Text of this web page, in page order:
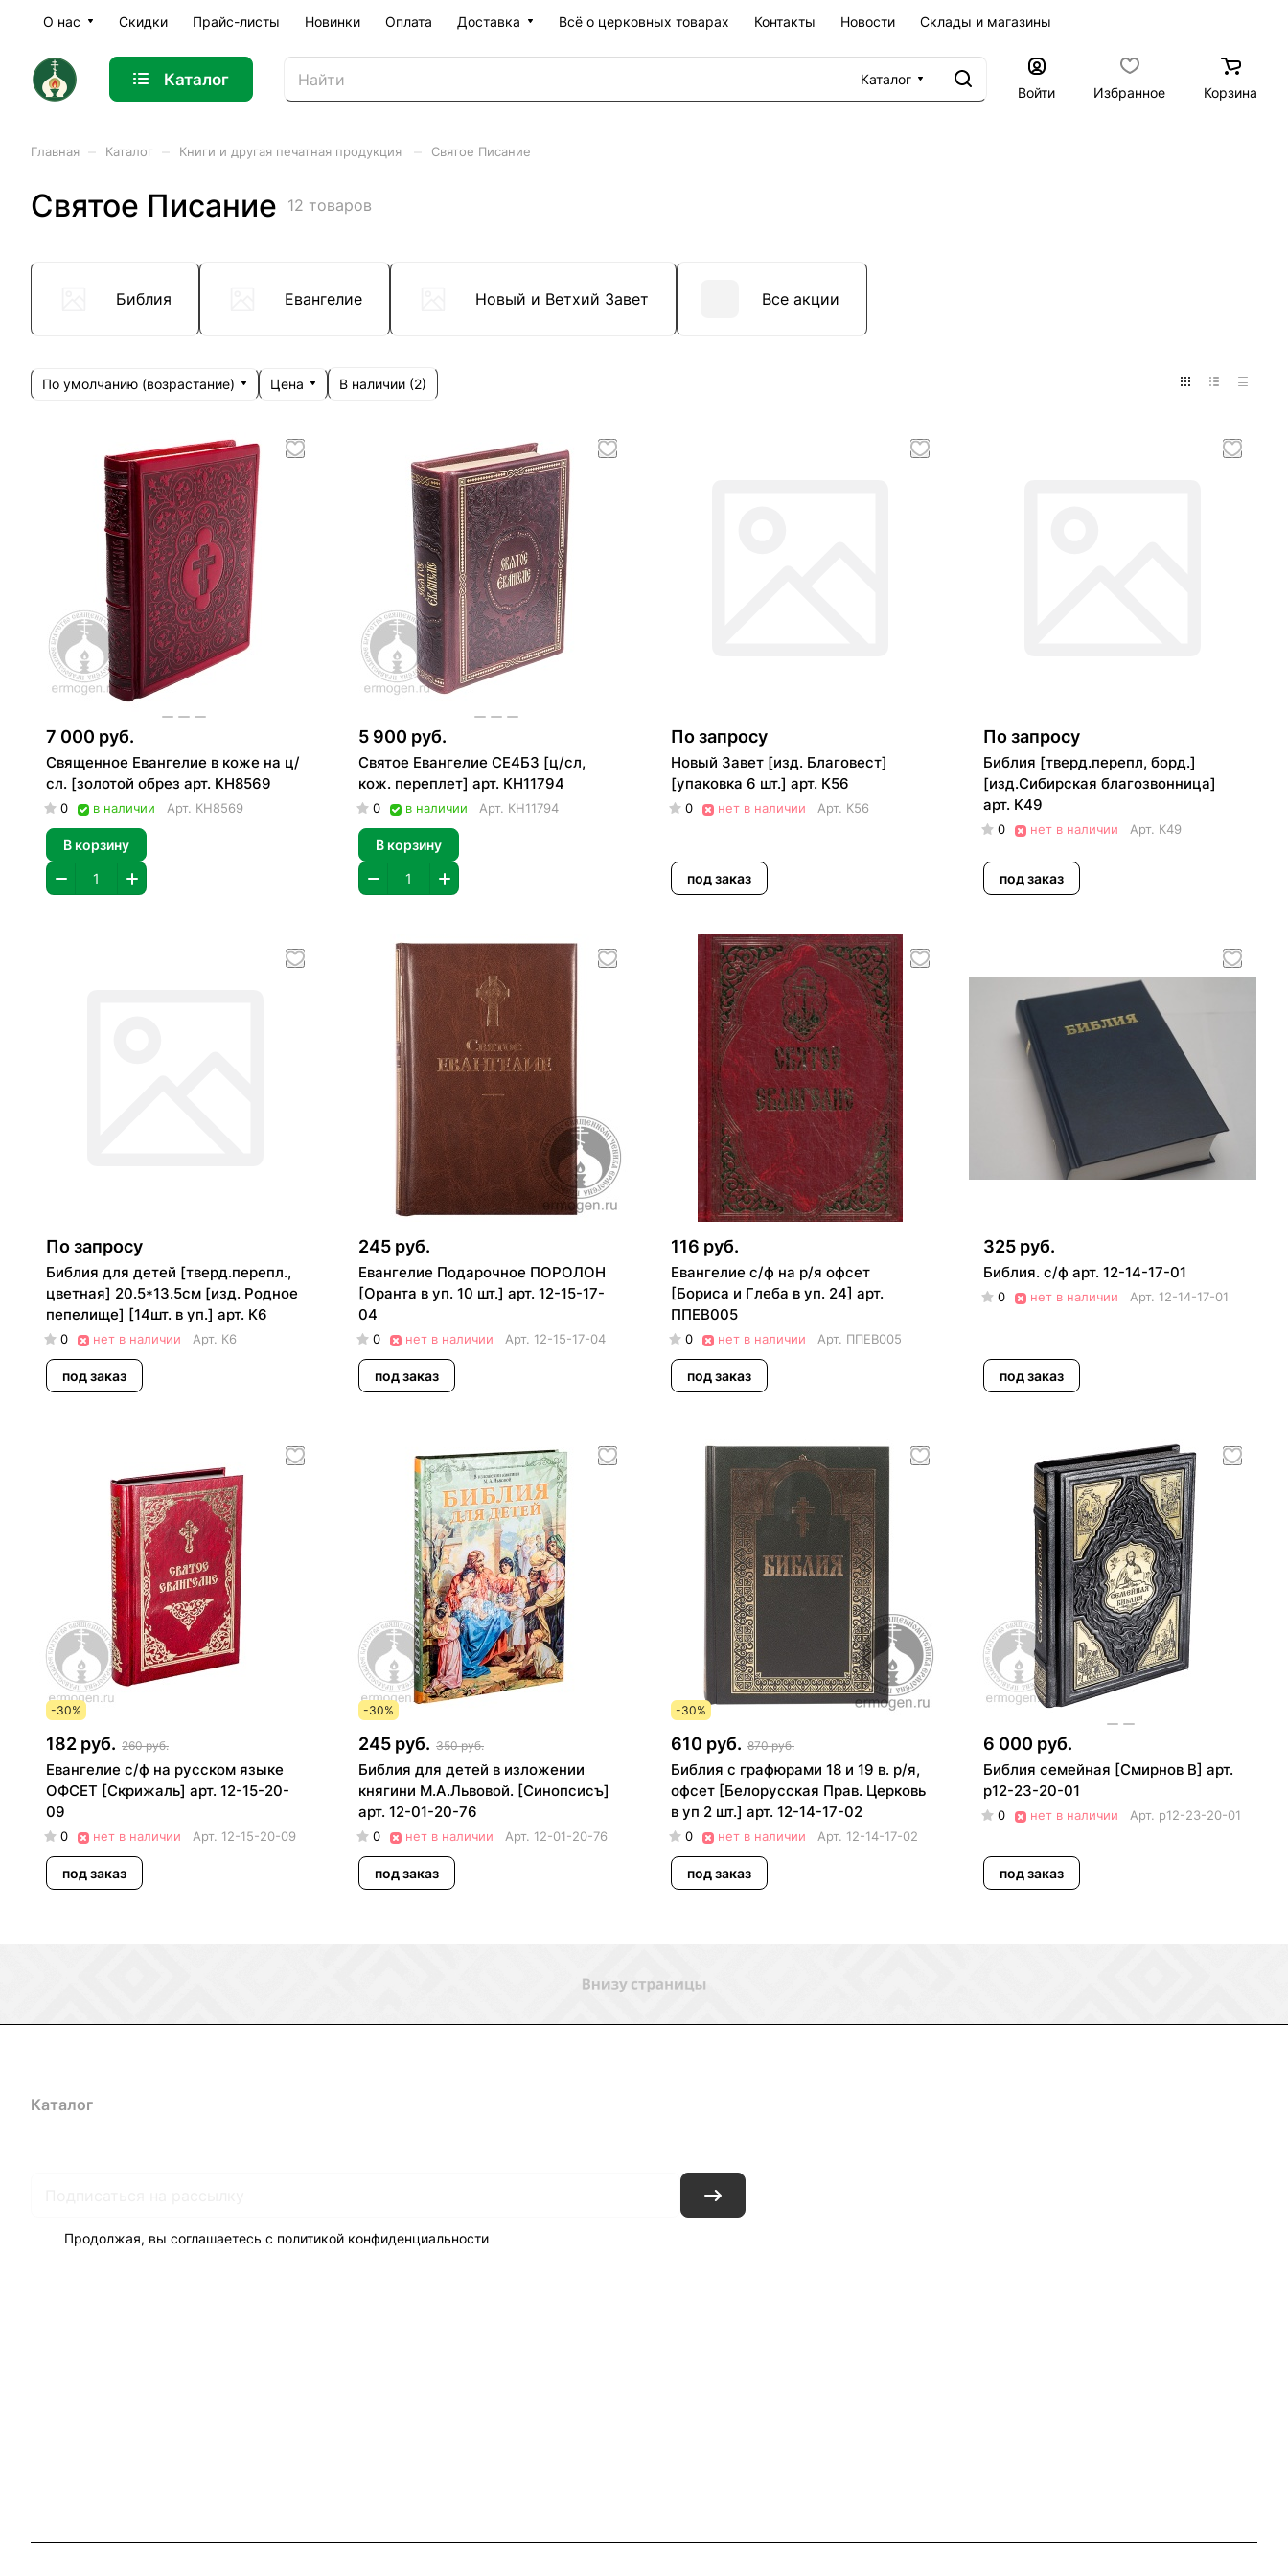
О нас Скидки Прайс-листы Новинки Оплата Доставка Всё о церковных товарах Контакты Новости Склады и магазины
Каталог
Каталог
Войти
Избранное Корзина
Главная Каталог Книги и другая печатная продукция Святое Писание
Святое Писание 12 товаров
Библия Евангелие Новый и Ветхий Завет Все акции
По умолчанию (возрастание) Цена В наличии (2)
7 000 руб.
Священное Евангелие в коже на ц/
сл. [золотой обрез арт. КН8569
0 в наличии Арт. КН8569
В корзину
5 900 руб.
Святое Евангелие СЕ4Б3 [ц/сл,
кож. переплет] арт. КН11794
0 в наличии Арт. КН11794
В корзину
По запросу
Новый Завет [изд. Благовест]
[упаковка 6 шт.] арт. К56
0 нет в наличии Арт. К56
под заказ
По запросу
Библия [тверд.перепл, борд.]
[изд.Сибирская благозвонница]
арт. К49
0 нет в наличии Арт. К49
под заказ
По запросу
Библия для детей [тверд.перепл.,
цветная] 20.5*13.5см [изд. Родное
пепелище] [14шт. в уп.] арт. К6
0 нет в наличии Арт. К6
под заказ
245 руб.
Евангелие Подарочное ПОРОЛОН
[Оранта в уп. 10 шт.] арт. 12-15-17-
04
0 нет в наличии Арт. 12-15-17-04
под заказ
116 руб.
Евангелие с/ф на р/я офсет
[Бориса и Глеба в уп. 24] арт.
ППЕВ005
0 нет в наличии Арт. ППЕВ005
под заказ
325 руб.
Библия. с/ф арт. 12-14-17-01
0 нет в наличии Арт. 12-14-17-01
под заказ
-30%
182 руб. 260 руб.
Евангелие с/ф на русском языке
ОФСЕТ [Скрижаль] арт. 12-15-20-
09
0 нет в наличии Арт. 12-15-20-09
под заказ
-30%
245 руб. 350 руб.
Библия для детей в изложении
княгини М.А.Львовой. [Синопсисъ]
арт. 12-01-20-76
0 нет в наличии Арт. 12-01-20-76
под заказ
-30%
610 руб. 870 руб.
Библия с графюрами 18 и 19 в. р/я,
офсет [Белорусская Прав. Церковь
в уп 2 шт.] арт. 12-14-17-02
0 нет в наличии Арт. 12-14-17-02
под заказ
6 000 руб.
Библия семейная [Смирнов В] арт.
р12-23-20-01
0 нет в наличии Арт. р12-23-20-01
под заказ
Каталог
Продолжая, вы соглашаетесь с политикой конфиденциальности